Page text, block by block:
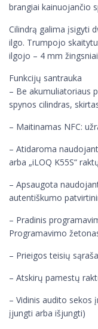
brangiai kainuojančio
Cilindrą galima įsigyti
ilgo. Trumpojo
ilgojo – 4 mm
Funkcijų santrauka
– Be akumuliatoriaus
spynos cilindras,
– Maitinamas NFC:
– Atidaroma
arba „iLOQ K55S“
– Apsaugota
autentiškumo
– Pradinis
Programavimo
– Prieigos teisių
– Atskirų pamestų
– Vidinis audito sekos
įjungti arba išjungti)